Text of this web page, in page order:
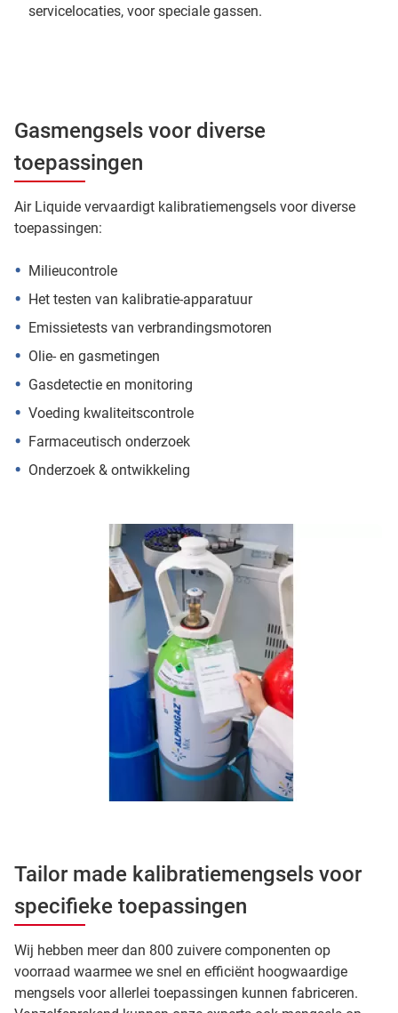
servicelocaties, voor speciale gassen.
Gasmengsels voor diverse
toepassingen
Air Liquide vervaardigt kalibratiemengsels voor diverse
toepassingen:
Milieucontrole
Het testen van kalibratie-apparatuur
Emissietests van verbrandingsmotoren
Olie- en gasmetingen
Gasdetectie en monitoring
Voeding kwaliteitscontrole
Farmaceutisch onderzoek
Onderzoek & ontwikkeling
Tailor made kalibratiemengsels voor
specifieke toepassingen
Wij hebben meer dan 800 zuivere componenten op
voorraad waarmee we snel en efficiënt hoogwaardige
mengsels voor allerlei toepassingen kunnen fabriceren.